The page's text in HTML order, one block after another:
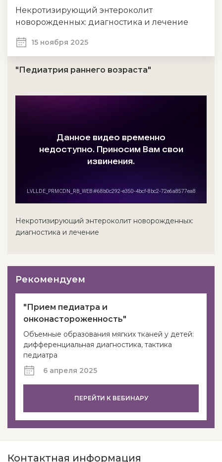
Некротизирующий энтероколит
новорожденных: диагностика и лечение
15 ноября 2025
"Педиатрия раннего возраста"
Некротизирующий энтероколит новорожденных:
диагностика и лечение
Рекомендуем
"Прием педиатра и
онконастороженность"
Объемные образования мягких тканей у детей:
дифференциальная диагностика, тактика
педиатра
6 апреля 2025
ПЕРЕЙТИ К ВЕБИНАРУ
Контактная информация